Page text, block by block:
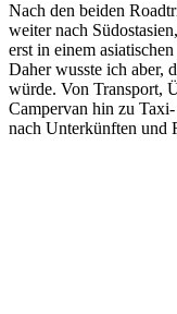
Nach den beiden
weiter nach
erst in einem
Daher wusste ich aber,
würde. Von Transport,
Campervan hin zu
nach Unterkünften und